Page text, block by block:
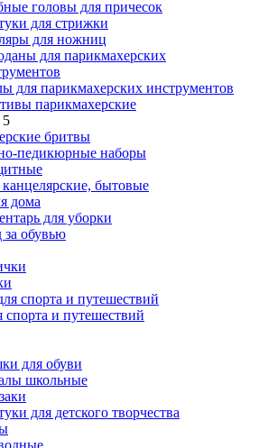
головы для причесок
для стрижки
для ножниц
для парикмахерских
для парикмахерских инструментов
парикмахерские
бритвы
педикюрные наборы
бытовые
дома
для уборки
за обувью
и путешествий
для обуви
школьные
для детского творчества